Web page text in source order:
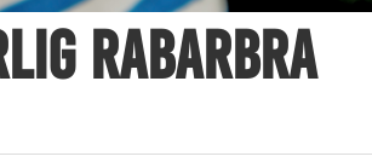
rabarbra